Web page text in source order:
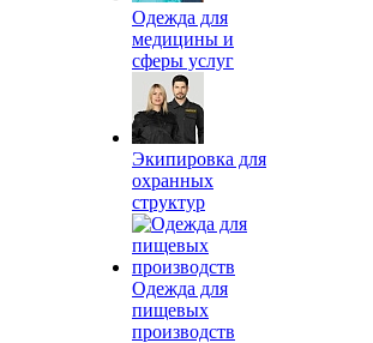
Одежда для
медицины и
сферы услуг
Экипировка для
охранных
структур
Одежда для
пищевых
производств